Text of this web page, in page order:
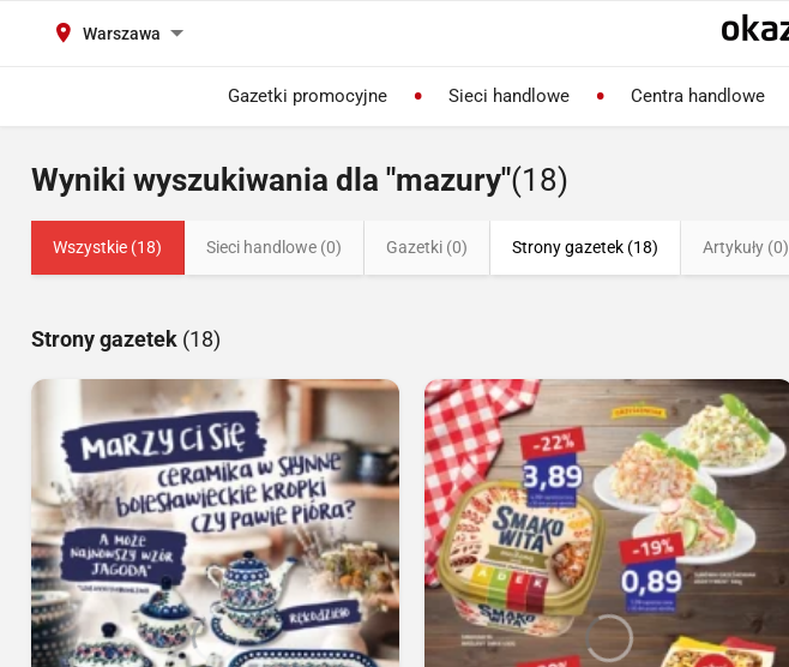
Warszawa
Gazetki promocyjne Sieci handlowe Centra handlowe
Wyniki wyszukiwania dla "mazury"(18)
Wszystkie (18) Sieci handlowe (0) Gazetki (0) Strony gazetek (18) Artykuły (0)
Strony gazetek (18)